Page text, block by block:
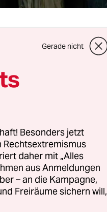
Gerade nicht
Besonders jetzt
Rechtsextremismus
daher mit „Alles
aus Anmeldungen
– an die Kampagne,
Freiräume sichern will,